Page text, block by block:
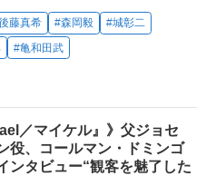
藤真希 #森岡毅
#城彰二
#亀和田武
／マイケル』》父ジョセ
役、コールマン・ドミンゴ
ンタビュー“観客を魅了した